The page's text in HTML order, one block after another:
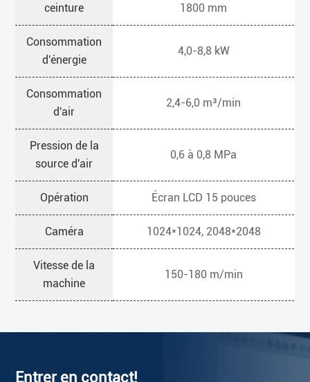
ceinture
1800 mm
Consommation
d'énergie
4,0-8,8 kW
Consommation
d'air
2,4-6,0 m³/min
Pression de la
source d'air
0,6 à 0,8 MPa
Opération Écran LCD 15 pouces
Caméra 1024*1024, 2048*2048
Vitesse de la
machine
150-180 m/min
Entrer en contact!